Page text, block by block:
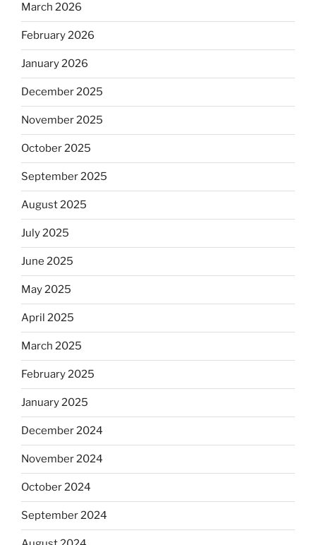
March 2026
February 2026
January 2026
December 2025
November 2025
October 2025
September 2025
August 2025
July 2025
June 2025
May 2025
April 2025
March 2025
February 2025
January 2025
December 2024
November 2024
October 2024
September 2024